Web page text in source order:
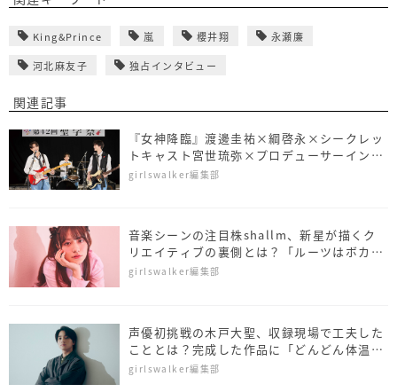
King&Prince 嵐 櫻井翔 永瀬廉
河北麻友子 独占インタビュー
関連記事
『女神降臨』渡邊圭祐×綱啓永×シークレッ
トキャスト宮世琉弥×プロデューサーインタ
ビュー、共演の3人がやってみたい楽器っ
girlswalker編集部
音楽シーンの注目株shallm、新星が描くク
リエイティブの裏側とは？「ルーツはボカ
ロ」
girlswalker編集部
声優初挑戦の木戸大聖、収録現場で工夫した
こととは？完成した作品に「どんどん体温
が…」
girlswalker編集部